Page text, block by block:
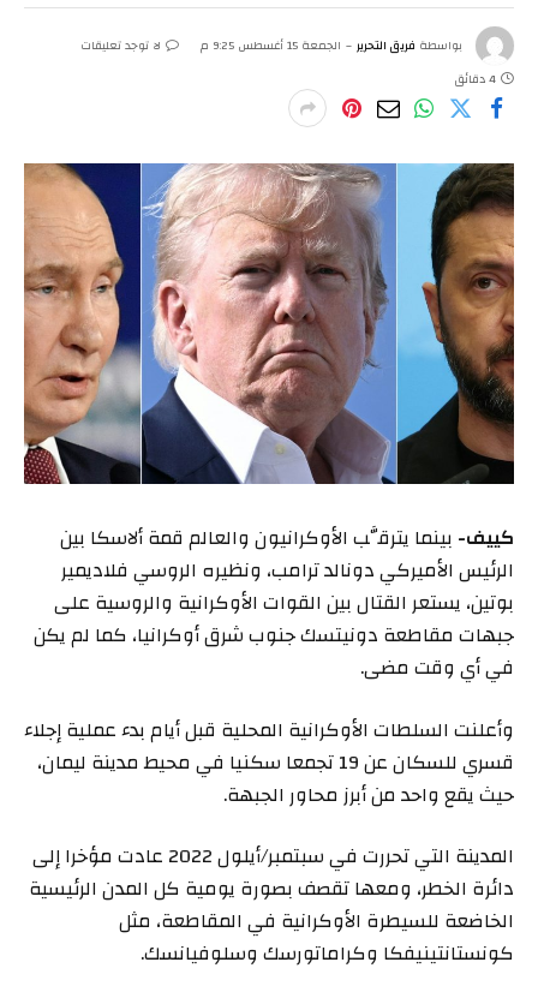
بواسطة فريق التحرير الجمعة 15 أغسطس 9:25 م
لا توجد تعليقات
4 دقائق
كييف- بينما يترقَّب الأوكرانيون والعالم قمة ألاسكا بين
الرئيس الأميركي دونالد ترامب، ونظيره الروسي فلاديمير
بوتين، يستعر القتال بين القوات الأوكرانية والروسية على
جبهات مقاطعة دونيتسك جنوب شرق أوكرانيا، كما لم يكن
في أي وقت مضى.
وأعلنت السلطات الأوكرانية المحلية قبل أيام بدء عملية إجلاء
قسري للسكان عن 19 تجمعا سكنيا في محيط مدينة ليمان،
حيث يقع واحد من أبرز محاور الجبهة.
المدينة التي تحررت في سبتمبر/أيلول 2022 عادت مؤخرا إلى
دائرة الخطر، ومعها تقصف بصورة يومية كل المدن الرئيسية
الخاضعة للسيطرة الأوكرانية في المقاطعة، مثل
كونستانتينيفكا وكراماتورسك وسلوفيانسك.